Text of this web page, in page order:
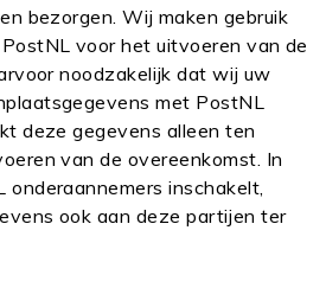
bezorgen. Wij maken gebruik
voor het uitvoeren van de
noodzakelijk dat wij uw
met PostNL
deze gegevens alleen ten
van de overeenkomst. In
inschakelt,
ook aan deze partijen ter